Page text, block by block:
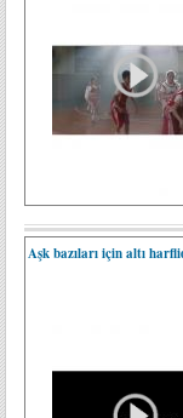
Aşk bazıları için altı